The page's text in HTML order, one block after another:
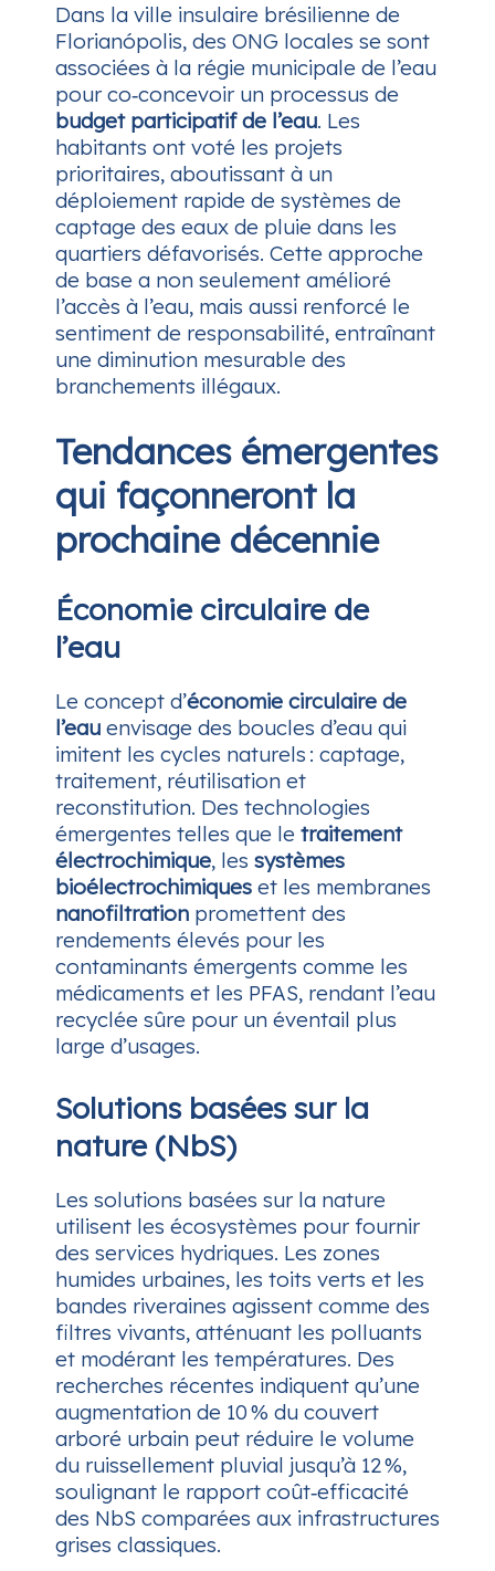
Dans la ville insulaire brésilienne de
Florianópolis, des ONG locales se sont
associées à la régie municipale de l’eau
pour co‑concevoir un processus de
budget participatif de l’eau. Les
habitants ont voté les projets
prioritaires, aboutissant à un
déploiement rapide de systèmes de
captage des eaux de pluie dans les
quartiers défavorisés. Cette approche
de base a non seulement amélioré
l’accès à l’eau, mais aussi renforcé le
sentiment de responsabilité, entraînant
une diminution mesurable des
branchements illégaux.
Tendances émergentes
qui façonneront la
prochaine décennie
Économie circulaire de
l’eau
Le concept d’économie circulaire de
l’eau envisage des boucles d’eau qui
imitent les cycles naturels : captage,
traitement, réutilisation et
reconstitution. Des technologies
émergentes telles que le traitement
électrochimique, les systèmes
bioélectrochimiques et les membranes
nanofiltration promettent des
rendements élevés pour les
contaminants émergents comme les
médicaments et les PFAS, rendant l’eau
recyclée sûre pour un éventail plus
large d’usages.
Solutions basées sur la
nature (NbS)
Les solutions basées sur la nature
utilisent les écosystèmes pour fournir
des services hydriques. Les zones
humides urbaines, les toits verts et les
bandes riveraines agissent comme des
filtres vivants, atténuant les polluants
et modérant les températures. Des
recherches récentes indiquent qu’une
augmentation de 10 % du couvert
arboré urbain peut réduire le volume
du ruissellement pluvial jusqu’à 12 %,
soulignant le rapport coût‑efficacité
des NbS comparées aux infrastructures
grises classiques.